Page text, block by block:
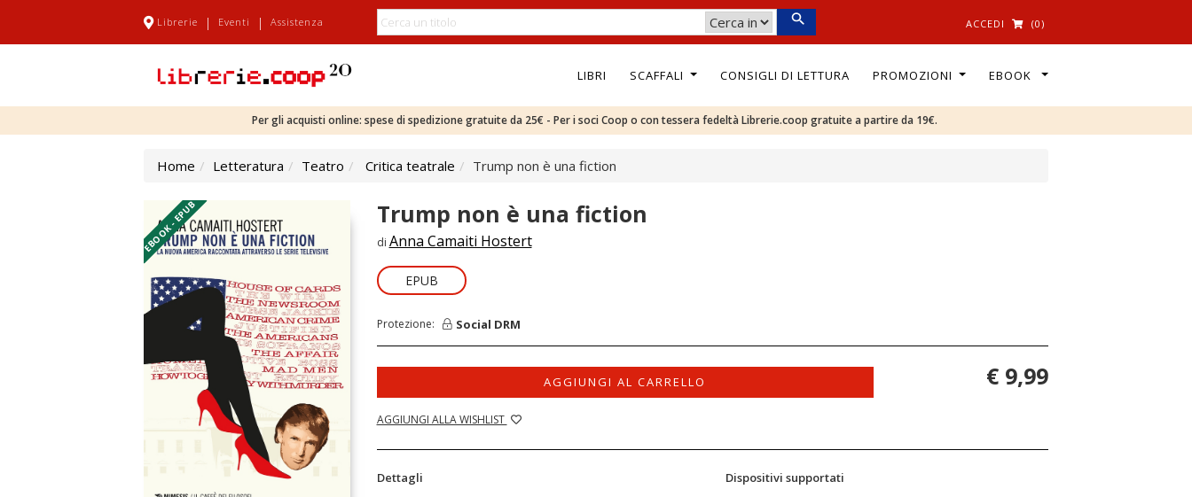
Librerie | Eventi | Assistenza ACCEDI (0)
LIBRI SCAFFALI CONSIGLI DI LETTURA PROMOZIONI EBOOK
Per gli acquisti online: spese di spedizione gratuite da 25€ - Per i soci Coop o con tessera fedeltà Librerie.coop gratuite a partire da 19€.
Home Letteratura Teatro Critica teatrale Trump non è una fiction
EBOOK - EPUB Trump non è una fiction
di Anna Camaiti Hostert
EPUB
Protezione: Social DRM
AGGIUNGI AL CARRELLO
AGGIUNGI ALLA WISHLIST
€ 9,99
Dettagli Dispositivi supportati